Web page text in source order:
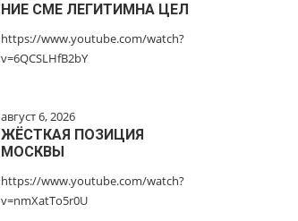
НИЕ СМЕ ЛЕГИТИМНА ЦЕЛ
https://www.youtube.com/watch?
v=6QCSLHfB2bY
август 6, 2026
ЖЁСТКАЯ ПОЗИЦИЯ
МОСКВЫ
https://www.youtube.com/watch?
v=nmXatTo5r0U